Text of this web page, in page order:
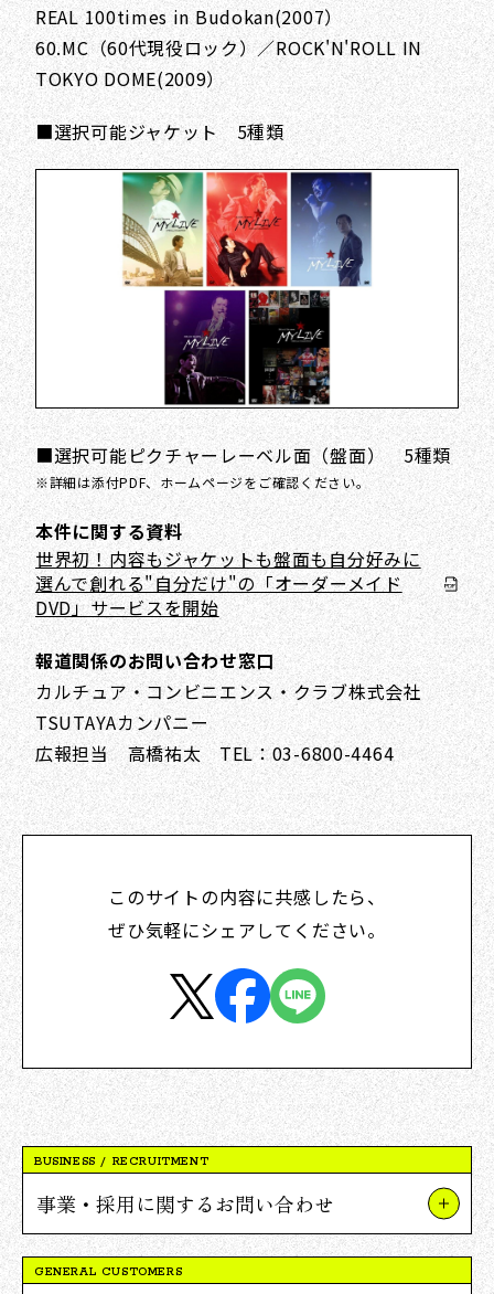
REAL 100times in Budokan(2007）
60.MC（60代現役ロック）／ROCK'N'ROLL IN
TOKYO DOME(2009）
■選択可能ジャケット 5種類
■選択可能ピクチャーレーベル面（盤面） 5種類
※詳細は添付PDF、ホームページをご確認ください。
本件に関する資料
世界初！内容もジャケットも盤面も自分好みに
選んで創れる"自分だけ"の「オーダーメイド
DVD」サービスを開始
報道関係のお問い合わせ窓口
カルチュア・コンビニエンス・クラブ株式会社
TSUTAYAカンパニー
広報担当 高橋祐太 TEL：03-6800-4464
このサイトの内容に共感したら、
ぜひ気軽にシェアしてください。
BUSINESS / RECRUITMENT
事業・採用に関するお問い合わせ
事業やプロジェクトについて
GENERAL CUSTOMERS